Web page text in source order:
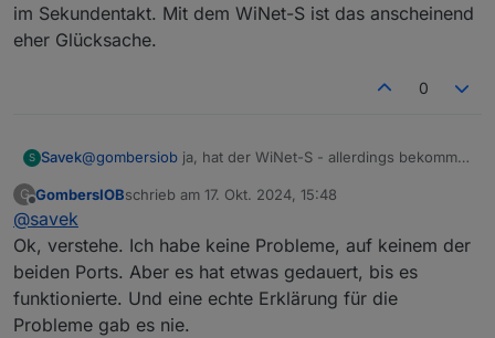
im Sekundentakt. Mit dem WiNet-S ist das anscheinend
eher Glücksache.
0
S Savek@gombersiob ja, hat der WiNet-S - allerdings bekomme
Sekundentakt. Mit dem WiNet-S ist das anscheinend
G
Offline
GombersIOBschrieb am 17. Okt. 2024, 15:48
zuletzt editiert von
@savek
Ok, verstehe. Ich habe keine Probleme, auf keinem der
beiden Ports. Aber es hat etwas gedauert, bis es
funktionierte. Und eine echte Erklärung für die
Probleme gab es nie.